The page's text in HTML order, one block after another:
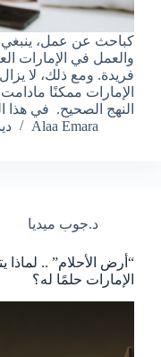
كباحث عن عمل، ينبغي
والعمل في الإمارات
فريدة. ومع ذلك، لا
الإمارات ممكنًا
النهج الصحيح. في
Alaa Emara
د.جوب ميديا
“أرض الأحلام” .. لماذا
الإمارات حلمًا له؟